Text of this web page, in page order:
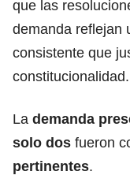
que las
demanda reflejan
consistente que
constitucionalidad.
La demanda
solo dos fueron
pertinentes.